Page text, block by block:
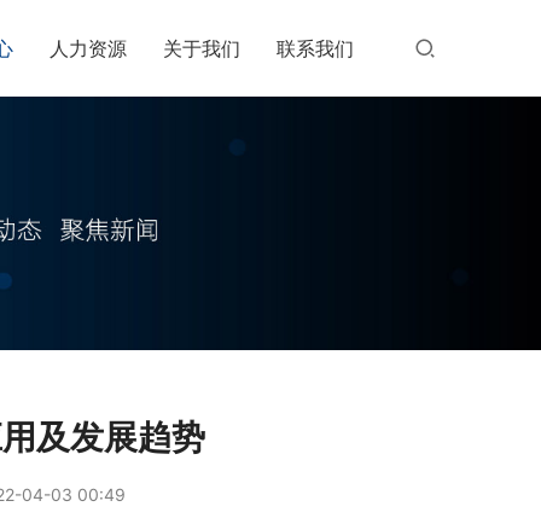
人力资源 关于我们 联系我们
及发展趋势
04-03 00:49